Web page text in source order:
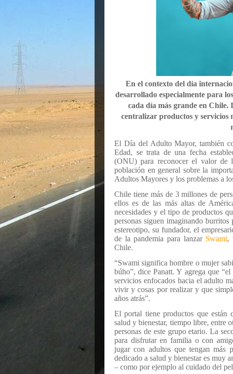
En el contexto del día
desarrollado especialmente para
cada día más grande en Chile.
centralizar productos y servicios
El Día del Adulto Mayor, también
Edad, se trata de una fecha
(ONU) para reconocer el valor de
población en general sobre la
Adultos Mayores y los problemas a
Chile tiene más de 3 millones de
ellos es de las más altas de
necesidades y el tipo de productos
personas siguen imaginando
estereotipo, su fundador, el
de la pandemia para lanzar Swami,
Chile.
“Swami significa hombre o mujer
búho”, dice Panatt. Y agrega que
servicios enfocados hacia el adulto
vivir y cosas por realizar y que
años atrás”.
El portal tiene productos que están
salud y bienestar, tiempo libre, entre
personas de este grupo etario. La
para disfrutar en familia o con
jugar con adultos que tengan más
dedicado a salud y bienestar es muy
– como por ejemplo al cuidado del